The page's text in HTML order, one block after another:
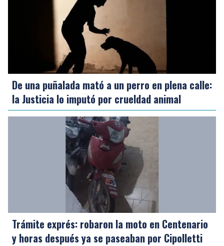
De una puñalada mató a un perro en plena calle:
la Justicia lo imputó por crueldad animal
Trámite exprés: robaron la moto en Centenario
y horas después ya se paseaban por Cipolletti